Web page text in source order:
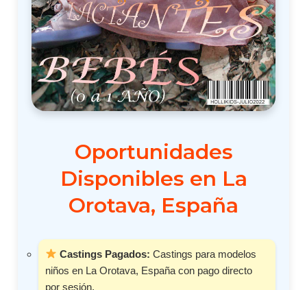
Oportunidades
Disponibles en La
Orotava, España
Castings Pagados: Castings para modelos
niños en La Orotava, España con pago directo
por sesión.